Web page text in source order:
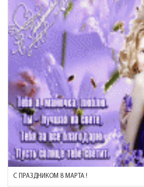
С ПРАЗДНИКОМ 8 МАРТА !